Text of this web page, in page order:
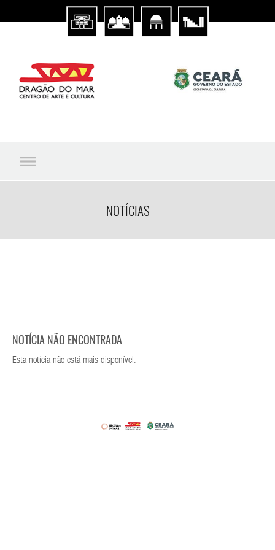
NOTÍCIAS
NOTÍCIA NÃO ENCONTRADA
Esta notícia não está mais disponível.